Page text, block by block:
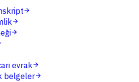
arrow_forward
arrow_forward
arrow_forward
evrakarrow_forward
belgelerarrow_forward